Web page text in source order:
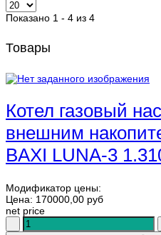
Показано 1 - 4 из 4
Товары
Котел газовый
внешним
BAXI LUNA-3
Модификатор цены:
Цена: 170000,00 руб
net price